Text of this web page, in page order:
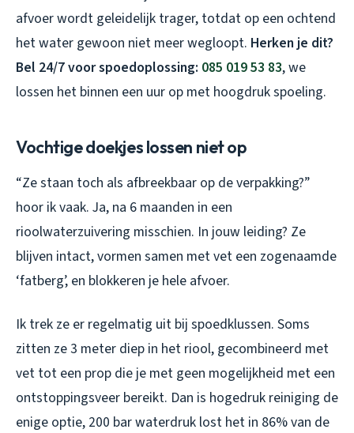
afvoer wordt geleidelijk trager, totdat op een ochtend
het water gewoon niet meer wegloopt. Herken je dit?
Bel 24/7 voor spoedoplossing: 085 019 53 83, we
lossen het binnen een uur op met hoogdruk spoeling.
Vochtige doekjes lossen niet op
“Ze staan toch als afbreekbaar op de verpakking?”
hoor ik vaak. Ja, na 6 maanden in een
rioolwaterzuivering misschien. In jouw leiding? Ze
blijven intact, vormen samen met vet een zogenaamde
‘fatberg’, en blokkeren je hele afvoer.
Ik trek ze er regelmatig uit bij spoedklussen. Soms
zitten ze 3 meter diep in het riool, gecombineerd met
vet tot een prop die je met geen mogelijkheid met een
ontstoppingsveer bereikt. Dan is hogedruk reiniging de
enige optie, 200 bar waterdruk lost het in 86% van de